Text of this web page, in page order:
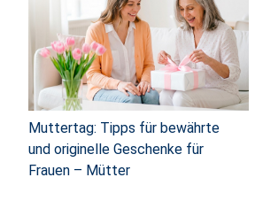
Muttertag: Tipps für bewährte
und originelle Geschenke für
Frauen – Mütter